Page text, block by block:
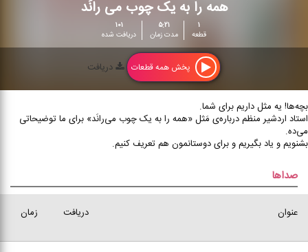
همه را به یک چوب می رانَد
۱
قطعه
۵:۲۱
مدت زمان
۱۰۱
دریافت شده
پخش همه قطعات دریافت
بچه‌ها! یه مثل داریم برای شما.
استاد اردشیر منظم درباره‌ی مَثل «همه را به یک چوب می‌رانَد» برای ما توضیحاتی
می‌ده.
بشنویم و یاد بگیریم و برای دوستانمون هم تعریف کنیم.
صداها
عنوان زمان دریافت